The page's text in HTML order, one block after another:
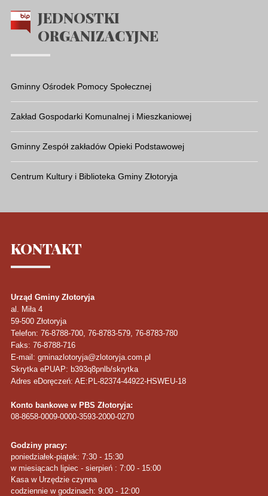
JEDNOSTKI
ORGANIZACYJNE
Gminny Ośrodek Pomocy Społecznej
Zakład Gospodarki Komunalnej i Mieszkaniowej
Gminny Zespół zakładów Opieki Podstawowej
Centrum Kultury i Biblioteka Gminy Złotoryja
KONTAKT
Urząd Gminy Złotoryja
al. Miła 4
59-500 Złotoryja
Telefon: 76-8788-700, 76-8783-579, 76-8783-780
Faks: 76-8788-716
E-mail: gminazlotoryja@zlotoryja.com.pl
Skrytka ePUAP: b393q8pnlb/skrytka
Adres eDoręczeń: AE:PL-82374-44922-HSWEU-18
Konto bankowe w PBS Złotoryja:
08-8658-0009-0000-3593-2000-0270
Godziny pracy:
poniedziałek-piątek: 7:30 - 15:30
w miesiącach lipiec - sierpień : 7:00 - 15:00
Kasa w Urzędzie czynna
codziennie w godzinach: 9:00 - 12:00